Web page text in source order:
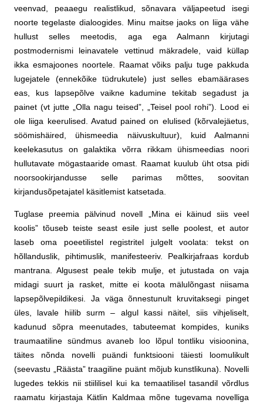
veenvad, peaaegu realistlikud, sõnavara väljapeetud isegi
noorte tegelaste dialoogides. Minu maitse jaoks on liiga vähe
hullust selles meetodis, aga ega Aalmann kirjutagi
postmodernismi leinavatele vettinud mäkradele, vaid küllap
ikka esmajoones noortele. Raamat võiks palju tuge pakkuda
lugejatele (ennekõike tüdrukutele) just selles ebamäärases
eas, kus lapsepõlve vaikne kadumine tekitab segadust ja
painet (vt jutte „Olla nagu teised”, „Teisel pool rohi”). Lood ei
ole liiga keerulised. Avatud pained on elulised (kõrvalejäetus,
söömishäired, ühismeedia näivuskultuur), kuid Aalmanni
keelekasutus on galaktika võrra rikkam ühismeedias noori
hullutavate mögastaaride omast. Raamat kuulub üht otsa pidi
noorsookirjandusse selle parimas mõttes, soovitan
kirjandusõpetajatel käsitlemist katsetada.
Tuglase preemia pälvinud novell „Mina ei käinud siis veel
koolis” tõuseb teiste seast esile just selle poolest, et autor
laseb oma poeetilistel registritel julgelt voolata: tekst on
hõllanduslik, pihtimuslik, manifesteeriv. Pealkirjafraas kordub
mantrana. Algusest peale tekib mulje, et jutustada on vaja
midagi suurt ja rasket, mitte ei koota mälulõngast niisama
lapsepõlvepildikesi. Ja väga õnnestunult kruvitaksegi pinget
üles, lavale hiilib surm – algul kassi näitel, siis vihjeliselt,
kadunud sõpra meenutades, tabuteemat kompides, kuniks
traumaatiline sündmus avaneb loo lõpul tontliku visioonina,
täites nõnda novelli puändi funktsiooni täiesti loomulikult
(seevastu „Räästa” traagiline puänt mõjub kunstlikuna). Novelli
lugedes tekkis nii stiililisel kui ka temaatilisel tasandil võrdlus
raamatu kirjastaja Kätlin Kaldmaa mõne tugevama novelliga